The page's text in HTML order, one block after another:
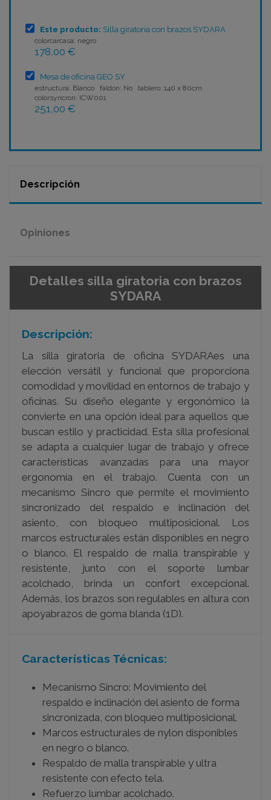
Este producto: Silla giratoria con brazos SYDARA
colorcarcasa: negro
178,00 €
Mesa de oficina GEO SY
estructura: Blanco faldon: No tablero: 140 x 80cm
colorsyncron: ICW001
251,00 €
Descripción
Opiniones
Detalles silla giratoria con brazos
SYDARA
Descripción:
La silla giratoria de oficina SYDARAes una
elección versátil y funcional que proporciona
comodidad y movilidad en entornos de trabajo y
oficinas. Su diseño elegante y ergonómico la
convierte en una opción ideal para aquellos que
buscan estilo y practicidad. Esta silla profesional
se adapta a cualquier lugar de trabajo y ofrece
características avanzadas para una mayor
ergonomía en el trabajo. Cuenta con un
mecanismo Sincro que permite el movimiento
sincronizado del respaldo e inclinación del
asiento, con bloqueo multiposicional. Los
marcos estructurales están disponibles en negro
o blanco. El respaldo de malla transpirable y
resistente, junto con el soporte lumbar
acolchado, brinda un confort excepcional.
Además, los brazos son regulables en altura con
apoyabrazos de goma blanda (1D).
Características Técnicas:
Mecanismo Sincro: Movimiento del
respaldo e inclinación del asiento de forma
sincronizada, con bloqueo multiposicional.
Marcos estructurales de nylon disponibles
en negro o blanco.
Respaldo de malla transpirable y ultra
resistente con efecto tela.
Refuerzo lumbar acolchado.